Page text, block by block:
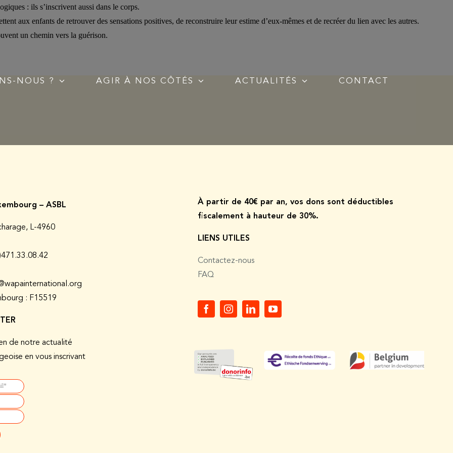
NOUS ? AGIR À NOS CÔTÉS ACTUALITÉS CONTACT
: ils s’inscrivent aussi dans le corps.
aux enfants de retrouver des sensations positives, de reconstruire leur estime d’eux-mêmes et de recréer du lien avec les autres.
un chemin vers la guérison.
– ASBL
L-4960
: F15519
de notre actualité
en vous inscrivant
À partir de 40€ par an, vos dons sont déductibles
fiscalement à hauteur de 30%.
LIENS UTILES
Contactez-nous
FAQ